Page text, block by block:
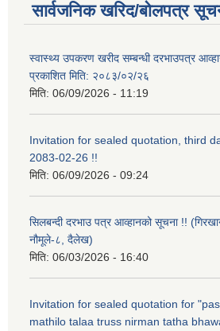
सार्वजनिक खरिद/बोलपत्र
स्वास्थ्य उपकरण खरीद सम्बन्धी दरभाउपत्र
प्रकाशित मिति: २०८३/०२/२६
मिति: 06/09/2026 - 11:19
Invitation for sealed quotation, third
2083-02-26 !!
मिति: 06/09/2026 - 09:24
सिलबन्दी दरभाउ पत्र आव्हानको सूचना !!
नौमूले-८, दैलेख)
मिति: 06/03/2026 - 16:40
Invitation for sealed quotation for
mathilo talaa truss nirman tatha